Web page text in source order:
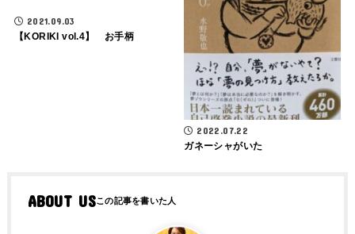
2021.09.03
【KORIKI vol.4】 お手柄
2022.07.22
ガネーシャがいた
ABOUT US